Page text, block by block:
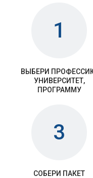
1
ВЫБЕРИ
УНИВЕРСИТЕТ,
ПРОГРАММУ
3
СОБЕРИ ПАКЕТ